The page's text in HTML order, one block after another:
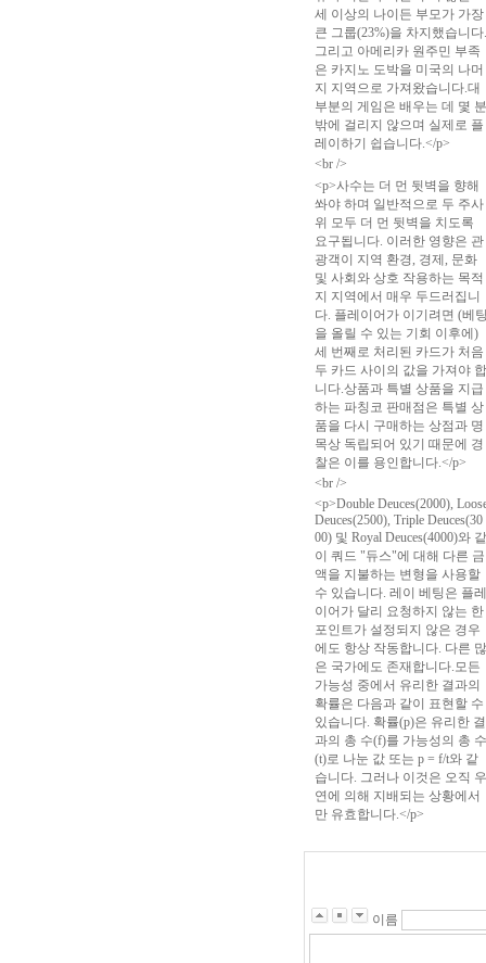
세 이상의 나이든 부모가 가장
큰 그룹(23%)을 차지했습니다.
그리고 아메리카 원주민 부족
은 카지노 도박을 미국의 나머
지 지역으로 가져왔습니다.대
부분의 게임은 배우는 데 몇 분
밖에 걸리지 않으며 실제로 플
레이하기 쉽습니다.</p>
<br />
<p>사수는 더 먼 뒷벽을 향해
쏴야 하며 일반적으로 두 주사
위 모두 더 먼 뒷벽을 치도록
요구됩니다. 이러한 영향은 관
광객이 지역 환경, 경제, 문화
및 사회와 상호 작용하는 목적
지 지역에서 매우 두드러집니
다. 플레이어가 이기려면 (베
을 올릴 수 있는 기회 이후에)
세 번째로 처리된 카드가 처음
두 카드 사이의 값을 가져야 합
니다.상품과 특별 상품을 지급
하는 파칭코 판매점은 특별 상
품을 다시 구매하는 상점과 명
목상 독립되어 있기 때문에 경
찰은 이를 용인합니다.</p>
<br />
<p>Double Deuces(2000),
Deuces(2500), Triple Deuces(30
00) 및 Royal Deuces(4000)와 같
이 쿼드 "듀스"에 대해 다른 금
액을 지불하는 변형을 사용할
수 있습니다. 레이 베팅은 플레
이어가 달리 요청하지 않는 한
포인트가 설정되지 않은 경우
에도 항상 작동합니다. 다른 많
은 국가에도 존재합니다.모든
가능성 중에서 유리한 결과의
확률은 다음과 같이 표현할 수
있습니다. 확률(p)은 유리한 결
과의 총 수(f)를 가능성의 총 수
(t)로 나눈 값 또는 p = f/t와 같
습니다. 그러나 이것은 오직 우
연에 의해 지배되는 상황에서
만 유효합니다.</p>
이름